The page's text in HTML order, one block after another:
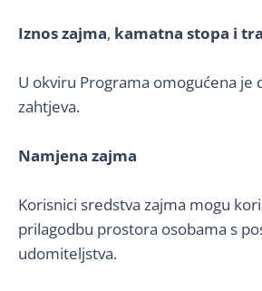
Iznos zajma, kamatna stopa i
U okviru Programa omogućena je
zahtjeva.
Namjena zajma
Korisnici sredstva zajma mogu
prilagodbu prostora osobama s
udomiteljstva.